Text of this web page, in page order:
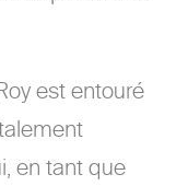
est entouré
en tant que